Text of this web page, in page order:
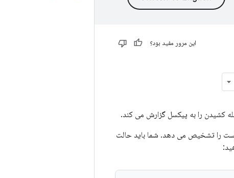
این مرور مفید بود؟
کشیدن را به پیکسل گزارش می کند.
را تشخیص می دهد. شما باید حالت